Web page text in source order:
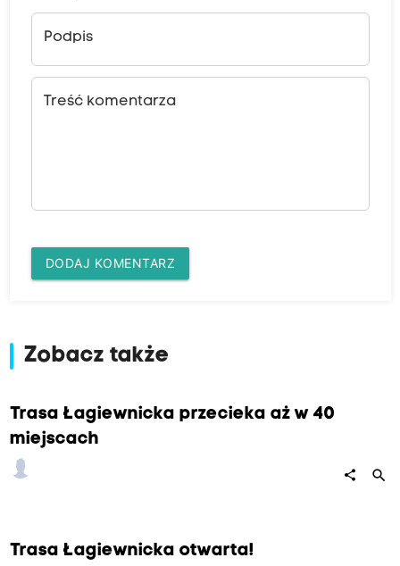
Podpis
Treść komentarza
DODAJ KOMENTARZ
Zobacz także
Trasa Łagiewnicka przecieka aż w 40
miejscach
share search
Trasa Łagiewnicka otwarta!